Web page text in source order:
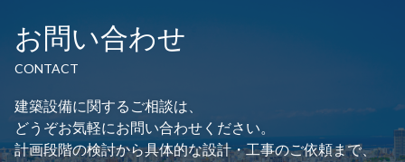
お問い合わせ
CONTACT
建築設備に関するご相談は、
どうぞお気軽にお問い合わせください。
計画段階の検討から具体的な設計・工事のご依頼まで、